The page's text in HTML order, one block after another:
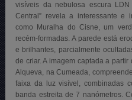
visíveis da nebulosa escura
Central” revela a interessante e
como Muralha do Cisne, um
recém-formadas. A parede está
e brilhantes, parcialmente
de criar. A imagem captada a
Alqueva, na Cumeada,
faixa da luz visível, combinadas
banda estreita de 7 nanómetros.